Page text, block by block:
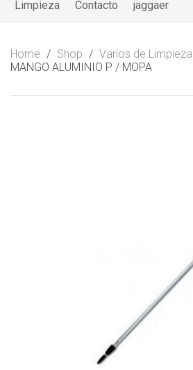
Limpieza Contacto jaggaer
Home / Shop / Varios de Limpieza
MANGO ALUMINIO P / MOPA